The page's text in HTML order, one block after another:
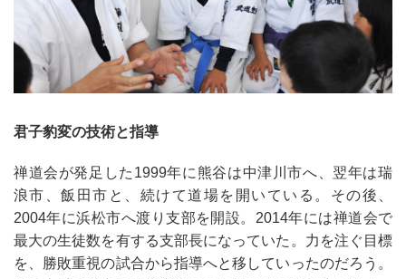
君子豹変の技術と指導
禅道会が発足した 1999年に熊谷は中津川市へ、翌年は瑞
浪市、飯田市と、続けて道場を開いている。その後、
2004年に浜松市へ渡り支部を開設。 2014年には禅道会で
最大の生徒数を有する支部長になっていた。力を注ぐ目標
を、勝敗重視の試合から指導へと移していったのだろう。